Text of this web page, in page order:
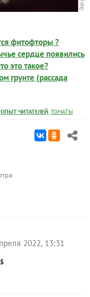
фитофторы ?
сердце появились
это такое?
грунте (рассада
ЧИТАТЕЛЕЙ, ТОМАТЫ
2022, 13:31